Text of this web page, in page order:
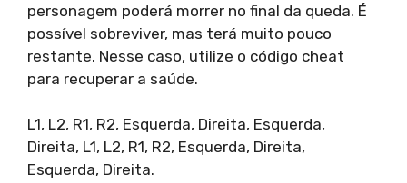
personagem poderá morrer no final da queda. É
possível sobreviver, mas terá muito pouco
restante. Nesse caso, utilize o código cheat
para recuperar a saúde.
L1, L2, R1, R2, Esquerda, Direita, Esquerda,
Direita, L1, L2, R1, R2, Esquerda, Direita,
Esquerda, Direita.